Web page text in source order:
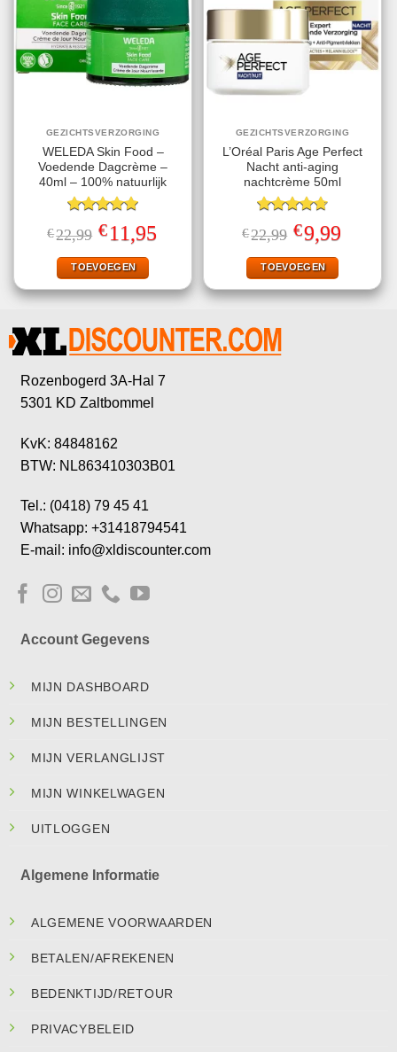
GEZICHTSVERZORGING
WELEDA Skin Food –
Voedende Dagcrème –
40ml – 100% natuurlijk
Gewaardeerd
5.00uit 5
€22,99 Oorspronkelijke
prijs
was:
€22,99.
€11,95prijs
TOEVOEGEN
GEZICHTSVERZORGING
L’Oréal Paris Age Perfect
Nacht anti-aging
nachtcrème 50ml
Gewaardeerd
4.75uit 5
€22,99 Oorspronkelijke
prijs
was:
€22,99.
€9,99Huidige
prijs
TOEVOEGEN
Rozenbogerd 3A-Hal 7
5301 KD Zaltbommel
KvK: 84848162
BTW: NL863410303B01
Tel.: (0418) 79 45 41
Whatsapp: +31418794541
E-mail: info@xldiscounter.com
Account Gegevens
MIJN DASHBOARD
MIJN BESTELLINGEN
MIJN VERLANGLIJST
MIJN WINKELWAGEN
UITLOGGEN
Algemene Informatie
ALGEMENE VOORWAARDEN
BETALEN/AFREKENEN
BEDENKTIJD/RETOUR
PRIVACYBELEID